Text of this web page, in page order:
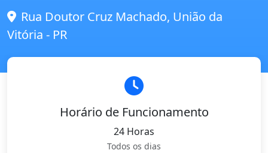
Rua Doutor Cruz Machado, União da
Vitória - PR
Horário de Funcionamento
24 Horas
Todos os dias